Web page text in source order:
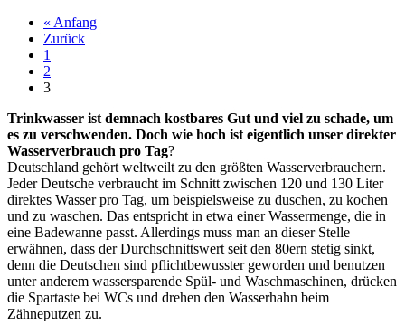
« Anfang
Zurück
1
2
3
Trinkwasser ist demnach kostbares Gut und viel zu schade, um
es zu verschwenden. Doch wie hoch ist eigentlich unser direkter
Wasserverbrauch pro Tag?
Deutschland gehört weltweilt zu den größten Wasserverbrauchern.
Jeder Deutsche verbraucht im Schnitt zwischen 120 und 130 Liter
direktes Wasser pro Tag, um beispielsweise zu duschen, zu kochen
und zu waschen. Das entspricht in etwa einer Wassermenge, die in
eine Badewanne passt. Allerdings muss man an dieser Stelle
erwähnen, dass der Durchschnittswert seit den 80ern stetig sinkt,
denn die Deutschen sind pflichtbewusster geworden und benutzen
unter anderem wassersparende Spül- und Waschmaschinen, drücken
die Spartaste bei WCs und drehen den Wasserhahn beim
Zähneputzen zu.